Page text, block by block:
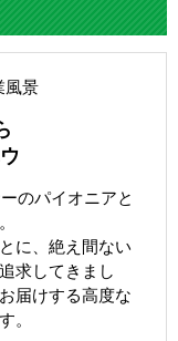
のパイオニアと
に、絶え間ない
求してきまし
届けする高度な
。